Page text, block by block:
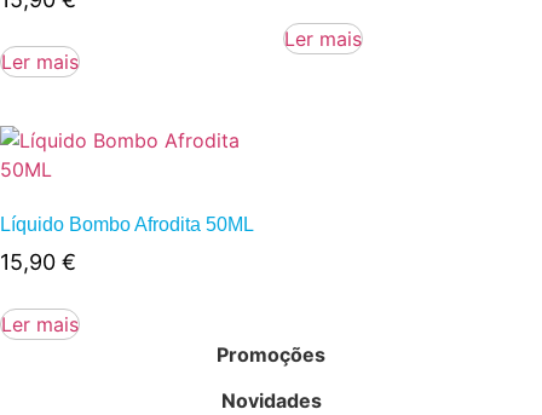
Ler mais
Ler mais
Líquido Bombo Afrodita 50ML
15,90 €
Ler mais
Promoções
Novidades